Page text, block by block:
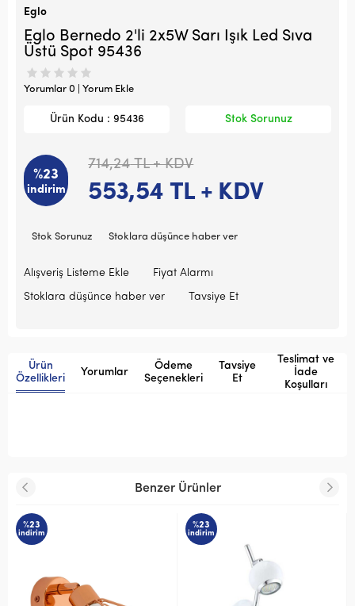
Eglo
Eglo Bernedo 2'li 2x5W Sarı Işık Led Sıva
Üstü Spot 95436
Yorumlar 0 | Yorum Ekle
Ürün Kodu : 95436 Stok Sorunuz
%23
indirim
714,24TL + KDV
553,54 TL + KDV
Stok Sorunuz Stoklara düşünce haber ver
Alışveriş Listeme Ekle
Fiyat Alarmı
Stoklara düşünce haber ver
Tavsiye Et
Ürün
Özellikleri
Yorumlar
Ödeme
Seçenekleri
Tavsiye
Et
Teslimat ve
İade
Koşulları
Benzer Ürünler